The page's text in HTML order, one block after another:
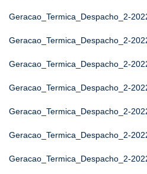
Geracao_Termica_Despacho_2-
Geracao_Termica_Despacho_2-
Geracao_Termica_Despacho_2-
Geracao_Termica_Despacho_2-
Geracao_Termica_Despacho_2-
Geracao_Termica_Despacho_2-
Geracao_Termica_Despacho_2-